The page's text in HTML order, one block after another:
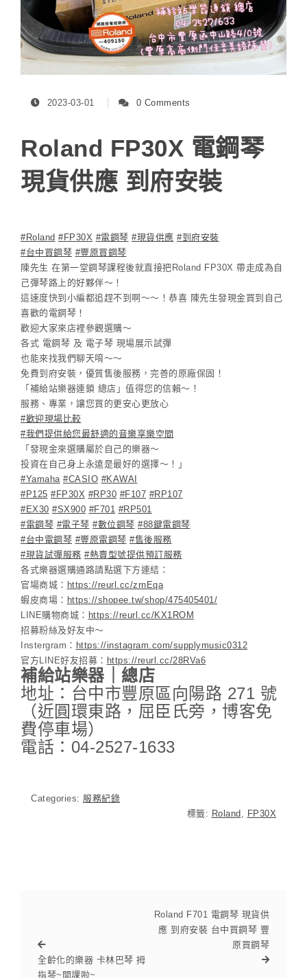
2023-03-01 0 Comments
Roland FP30X 電鋼琴
現貨供應 到府安裝
#Roland #FP30X #電鋼琴 #現貨供應 #到府安裝
#台中買鋼琴 #豐原買鋼琴
陳先生 在第一堂鋼琴課程後就直接把Roland FP30X 帶走成為自
己彈琴路上的好夥伴～！
這速度快到小編都追趕不到啊～～！恭喜 陳先生發現金買到自己
喜歡的電鋼琴！
歡迎大家來店裡參觀選購～
各式 電鋼琴 及 電子琴 現場展示試彈
也能來找我們聊天唷～～
免費到府安裝，優質售後服務，完善的原廠保固！
「補給站樂器連鎖 總店」值得您的信賴～！
服務、專業，讓您買的更安心更放心
#歡迎現場比較
#我們提供給您最舒適的音樂享樂空間
「發現金來選購屬於自己的樂器～
投資在自己身上永遠是最好的選擇～！」
#Yamaha #CASIO #KAWAI
#P125 #FP30X #RP30 #F107 #RP107
#EX30 #SX900 #F701 #RP501
#電鋼琴 #電子琴 #數位鋼琴 #88鍵電鋼琴
#台中電鋼琴 #豐原電鋼琴 #售後服務
#現貨試彈服務 #熱賣型號提供預訂服務
各式樂器選購通路請點選下方連結：
官場商城： https://reurl.cc/zrnEqa
蝦皮商場： https://shopee.tw/shop/475405401/
LINE購物商城： https://reurl.cc/KX1ROM
招募粉絲及好友中～
Instergram： https://instagram.com/supplymusic0312
官方LINE好友招募： https://reurl.cc/28RVa6
補給站樂器｜總店
地址：台中市豐原區向陽路 271 號
（近圓環東路，屈臣氏旁，博客免
費停車場）
電話：04-2527-1633
Categories: 服務紀錄
標籤: Roland , FP30X
全齡化的樂器 卡林巴琴 拇
指琴~開課啦~
Roland F701 電鋼琴 現貨供
應 到府安裝 台中買鋼琴 豐
原買鋼琴